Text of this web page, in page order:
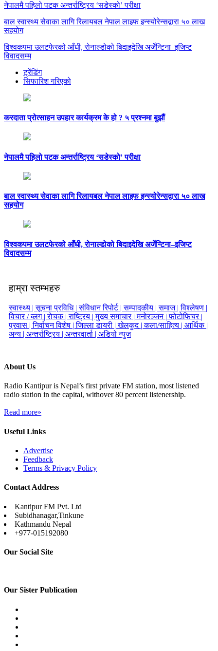
नेपालमै पहिलो पटक अन्तर्राष्ट्रिय ‘सडेस्को’ परीक्षा
बाल स्वास्थ्य सेवाका लागि रिलायबल नेपाल लाइफ इन्स्योरेन्सद्वारा ५० लाख
सहयोग
विश्वकपमा उलटफेरको आँधी, रोनाल्डोको बिदाइदेखि अर्जेन्टिना–इजिप्ट
विवादसम्म
ट्रेंडिंग
सिफारिश गरिएको
करदाता प्रोत्साहन उपहार कार्यक्रम के हो ? ५ प्रश्नमा बुझौं
नेपालमै पहिलो पटक अन्तर्राष्ट्रिय ‘सडेस्को’ परीक्षा
बाल स्वास्थ्य सेवाका लागि रिलायबल नेपाल लाइफ इन्स्योरेन्सद्वारा ५० लाख
सहयोग
विश्वकपमा उलटफेरको आँधी, रोनाल्डोको बिदाइदेखि अर्जेन्टिना–इजिप्ट
विवादसम्म
हाम्रा स्तम्भहरु
स्वास्थ्य |सूचना प्रविधि |संविधान रिपोर्ट |सम्पादकीय |समाज |विश्लेषण |
विचार / ब्लग |रोचक |राष्ट्रिय |मुख्य समाचार |मनोरञ्जन |फोटोफिचर |
प्रवास |निर्वाचन विशेष |जिल्ला डायरी |खेलकुद |कला/साहित्य | आर्थिक |
अन्य | अन्तर्राष्ट्रिय | अन्तरवार्ता | अडियो न्युज
About Us
Radio Kantipur is Nepal’s first private FM station, most listened
radio station in the capital, withover 80 percent listenership.
Read more»
Useful Links
Advertise
Feedback
Terms & Privacy Policy
Contact Address
Kantipur FM Pvt. Ltd
Subidhanagar,Tinkune
Kathmandu Nepal
+977-015192080
Our Social Site
Our Sister Publication